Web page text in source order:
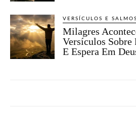
VERSÍCULOS E SALMOS
Milagres
Versículos Sobre
E Espera Em